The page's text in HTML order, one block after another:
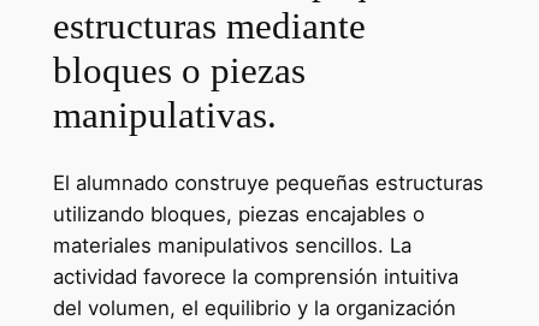
estructuras mediante
bloques o piezas
manipulativas.
El alumnado construye pequeñas estructuras
utilizando bloques, piezas encajables o
materiales manipulativos sencillos. La
actividad favorece la comprensión intuitiva
del volumen, el equilibrio y la organización